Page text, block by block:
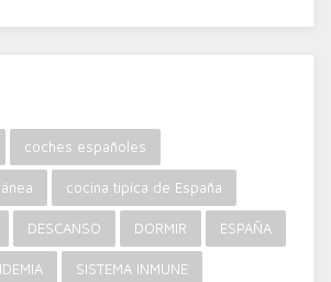
coches españoles
cocina típica de España
DESCANSO DORMIR ESPAÑA
SISTEMA INMUNE